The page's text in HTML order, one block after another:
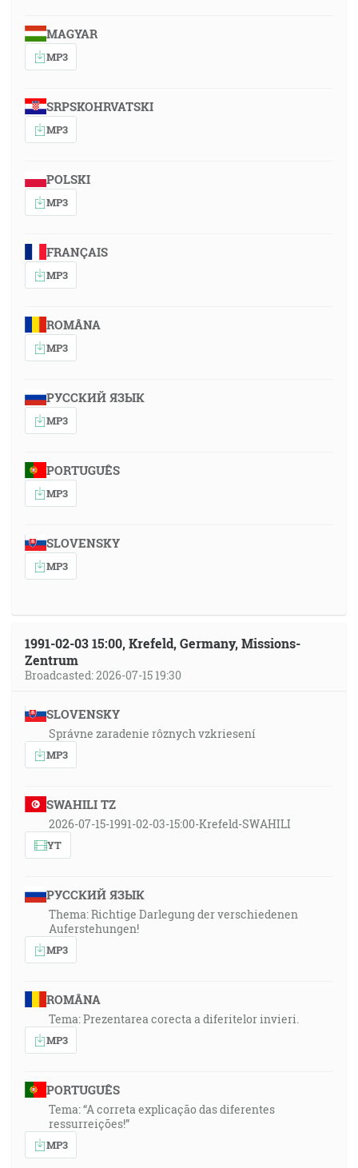
MAGYAR
MP3
SRPSKOHRVATSKI
MP3
POLSKI
MP3
FRANÇAIS
MP3
ROMÂNA
MP3
РУССКИЙ ЯЗЫК
MP3
PORTUGUÊS
MP3
SLOVENSKY
MP3
1991-02-03 15:00, Krefeld, Germany, Missions-
Zentrum
Broadcasted: 2026-07-15 19:30
SLOVENSKY
Správne zaradenie rôznych vzkriesení
MP3
SWAHILI TZ
2026-07-15-1991-02-03-15:00-Krefeld-SWAHILI
YT
РУССКИЙ ЯЗЫК
Thema: Richtige Darlegung der verschiedenen
Auferstehungen!
MP3
ROMÂNA
Tema: Prezentarea corecta a diferitelor invieri.
MP3
PORTUGUÊS
Tema: “A correta explicação das diferentes
ressurreições!”
MP3